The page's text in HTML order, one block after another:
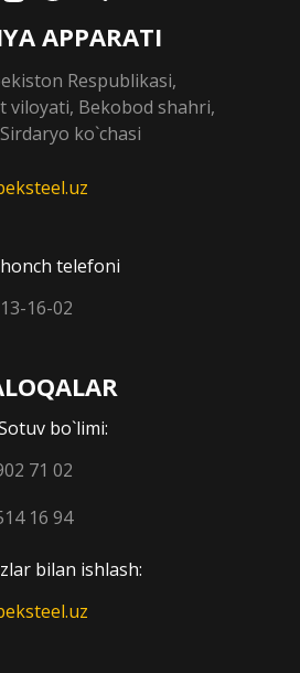
APPARATI
Respublikasi,
viloyati, Bekobod shahri,
Sirdaryo ko`chasi
telefoni
16-02
bo`limi:
71 02
16 94
bilan ishlash: